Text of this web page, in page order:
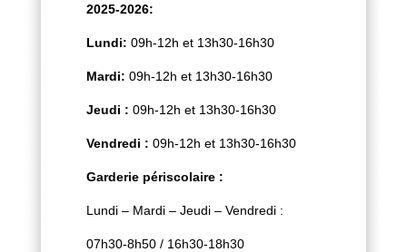
2025-2026:
Lundi: 09h-12h et 13h30-16h30
Mardi: 09h-12h et 13h30-16h30
Jeudi : 09h-12h et 13h30-16h30
Vendredi : 09h-12h et 13h30-16h30
Garderie périscolaire :
Lundi – Mardi – Jeudi – Vendredi :
07h30-8h50 / 16h30-18h30